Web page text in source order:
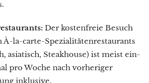
Der kostenfreie Besuch
À-la-carte-Spezialitätenrestaurants
asiatisch, Steakhouse) ist meist ein-
pro Woche nach vorheriger
inklusive.